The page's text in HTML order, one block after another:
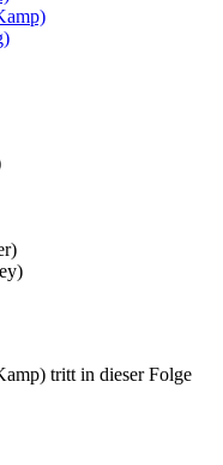
tritt in dieser Folge